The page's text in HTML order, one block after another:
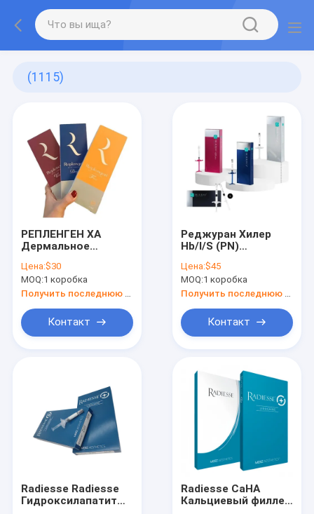
(1115)
РЕПЛЕНГЕН ХА
Дермальное
(мелкое / глубокое /
объемное)
Цена:$30
MOQ:1 коробка
Контакт
Реджуран Хилер
Hb/I/S (PN)
Цена:$45
MOQ:1 коробка
Контакт
Radiesse Radiesse
Гидроксилапатит
Radiesse CaHA
Кальциевый филлер